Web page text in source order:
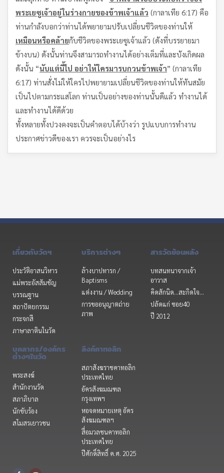
พระเยซูเจ้าอยู่ในร่างกายของข้าพเจ้าแล้ว (กาลาเทีย 6:17) คือ
ท่านกำลังบอกว่าท่านได้พยายามปรับเปลี่ยนชีวิตของท่านให้
เหมือนหรือคล้ายกับชีวิตของพระเยซูเจ้าแล้ว (ดังที่บรรยายมา
ข้างบน) ดังนั้นท่านจึงสามารถทำงานได้อย่างเต็มที่และบังเกิดผล
ดังนั้น “นับแต่นี้ไป อย่าให้ใครมารบกวนข้าพเจ้า” (กาลาเทีย
6:17) ท่านสั่งไม่ให้ใครไปพยายามเปลี่ยนชีวิตของท่านให้ทันสมัย
เป็นไปตามกระแสโลก ท่านเป็นอย่างของท่านนั้นดีแล้ว ทำงานได้
และทำงานได้ดีด้วย
ทั้งหลายทั้งปวงคงจะเป็นคำตอบได้บ้างว่า รูปแบบการทำงาน
ประกาศข่าวดีของเรา ควรจะเป็นอย่างไร
เกี่ยวกับวัดฯ
ประวัติอาสนวิหาร
แม่พระอัสสัมชัญ
บรรณฐาน
สถาปัตยกรรม
กระจกสี
ภาษาลาตินในวัด
บริการต่างๆ
ล้างบาปทารก /
Baptisms
แต่งงาน / Wedding
การขออนุญาตถ่าย
ภาพ
สารวัดย้อนหลัง
บทสนทนาจากเจ้า
อาวาส
คิดสักนิด...สะกิดใจ...
ปลัดแก่ ซอย40
ปี 2012
บุคลากร/องค์กร
ต่างๆในวัด
พระสงฆ์
สำนักงานวัด
สภาภิบาล
นักขับร้อง
สโมสรเยาวชน
ลิงค์คาทอลิก
สภาสังฆราชคาทอลิก
ประเทศไทย
อัครสังฆมณฑล
กรุงเทพฯ
หอจดหมายเหตุ อัคร
สังฆมณฑลฯ
สื่อมวลชนคาทอลิก
ประเทศไทย
ปีศักดิ์สิทธิ์ ค.ศ. 2025